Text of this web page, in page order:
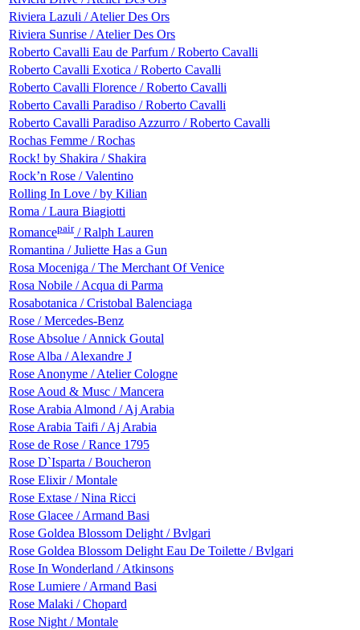
Riviera Lazuli / Atelier Des Ors
Riviera Sunrise / Atelier Des Ors
Roberto Cavalli Eau de Parfum / Roberto Cavalli
Roberto Cavalli Exotica / Roberto Cavalli
Roberto Cavalli Florence / Roberto Cavalli
Roberto Cavalli Paradiso / Roberto Cavalli
Roberto Cavalli Paradiso Azzurro / Roberto Cavalli
Rochas Femme / Rochas
Rock! by Shakira / Shakira
Rock’n Rose / Valentino
Rolling In Love / by Kilian
Roma / Laura Biagiotti
Romancepair/ Ralph Lauren
Romantina / Juliette Has a Gun
Rosa Moceniga / The Merchant Of Venice
Rosa Nobile / Acqua di Parma
Rosabotanica / Cristobal Balenciaga
Rose / Mercedes-Benz
Rose Absolue / Annick Goutal
Rose Alba / Alexandre J
Rose Anonyme / Atelier Cologne
Rose Aoud & Musc / Mancera
Rose Arabia Almond / Aj Arabia
Rose Arabia Taifi / Aj Arabia
Rose de Rose / Rance 1795
Rose D`Isparta / Boucheron
Rose Elixir / Montale
Rose Extase / Nina Ricci
Rose Glacee / Armand Basi
Rose Goldea Blossom Delight / Bvlgari
Rose Goldea Blossom Delight Eau De Toilette / Bvlgari
Rose In Wonderland / Atkinsons
Rose Lumiere / Armand Basi
Rose Malaki / Chopard
Rose Night / Montale